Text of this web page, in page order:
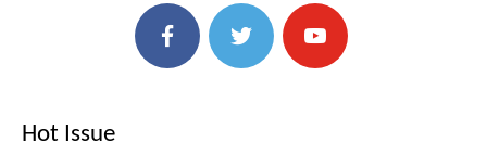
Hot Issue